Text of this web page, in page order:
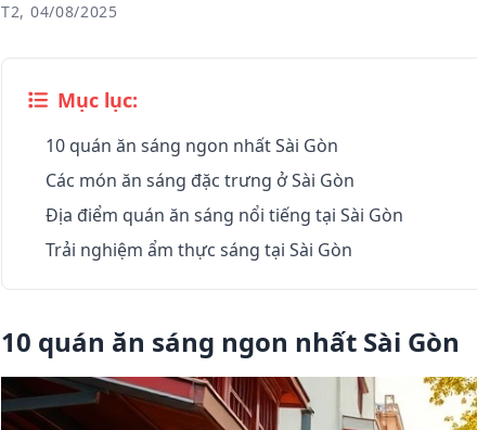
T2, 04/08/2025
Mục lục:
10 quán ăn sáng ngon nhất Sài Gòn
Các món ăn sáng đặc trưng ở Sài Gòn
Địa điểm quán ăn sáng nổi tiếng tại Sài Gòn
Trải nghiệm ẩm thực sáng tại Sài Gòn
10 quán ăn sáng ngon nhất Sài Gòn